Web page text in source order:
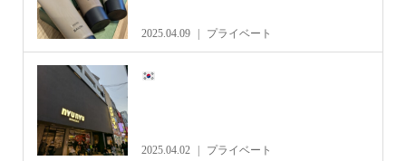
2025.04.09 プライベート
2025.04.02 プライベート